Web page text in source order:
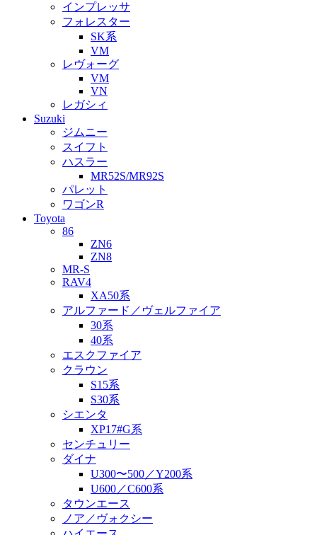
インプレッサ
フォレスター
SK系
VM
レヴォーグ
VM
VN
レガシィ
Suzuki
ジムニー
スイフト
ハスラー
MR52S/MR92S
パレット
ワゴンR
Toyota
86
ZN6
ZN8
MR-S
RAV4
XA50系
アルファード／ヴェルファイア
30系
40系
エスクファイア
クラウン
S15系
S30系
シエンタ
XP17#G系
センチュリー
ダイナ
U300〜500／Y200系
U600／C600系
タウンエース
ノア／ヴォクシー